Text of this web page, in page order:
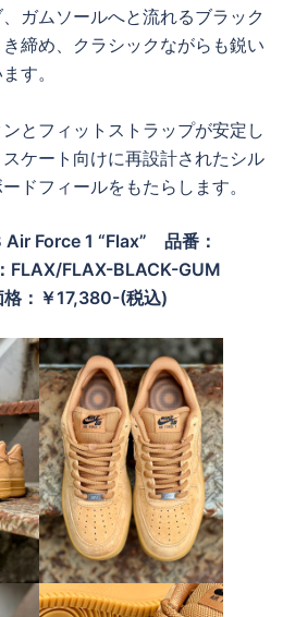
ガムソールへと流れるブラック
締め、クラシックながらも鋭い
す。
とフィットストラップが安定し
ケート向けに再設計されたシル
ドフィールをもたらします。
Air Force 1 “Flax” 品番：
FLAX-BLACK-GUM
格：￥17,380-(税込)